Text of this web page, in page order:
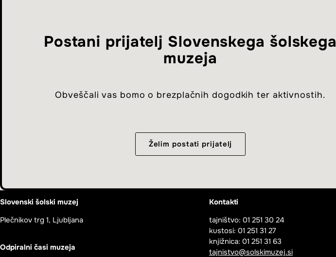
Postani prijatelj Slovenskega šolskega
muzeja
Obveščali vas bomo o brezplačnih dogodkih ter aktivnostih.
Želim postati prijatelj
Slovenski šolski muzej
Plečnikov trg 1, Ljubljana
Odpiralni časi muzeja
Kontakti
tajništvo: 01 251 30 24
kustosi: 01 251 31 27
knjižnica: 01 251 31 63
tajnistvo@solskimuzej.si